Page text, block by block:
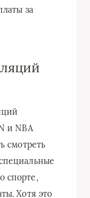
за
и NBA
смотреть
спорте,
Хотя это